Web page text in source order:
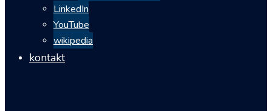
LinkedIn
YouTube
wikipedia
kontakt